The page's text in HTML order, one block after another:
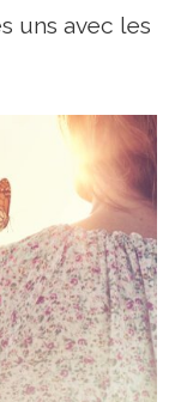
uns avec les